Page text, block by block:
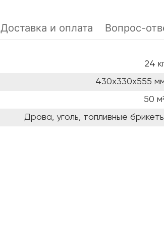
Доставка и оплата Вопрос-
24
430х330х555
50
Дрова, уголь, топливные